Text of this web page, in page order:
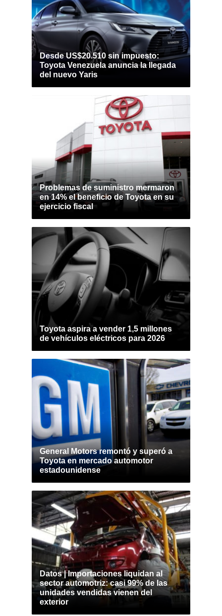
Desde US$20.510 sin impuesto:
Toyota Venezuela anuncia la llegada
del nuevo Yaris
Problemas de suministro mermaron
en 14% el beneficio de Toyota en su
ejercicio fiscal
Toyota aspira a vender 1,5 millones
de vehículos eléctricos para 2026
General Motors remontó y superó a
Toyota en mercado automotor
estadounidense
Datos | Importaciones liquidan al
sector automotriz: casi 99% de las
unidades vendidas vienen del
exterior